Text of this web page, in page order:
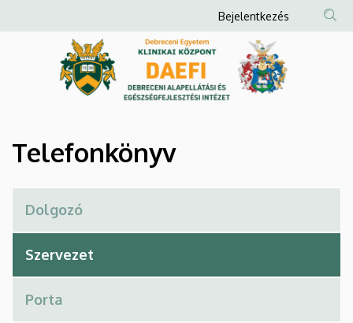
Debreceni
és
Egészségfejlesztési
Intézet
a
Anonim
Felhasználói
fiók
menüje
Bejelentkezés
Telefonkönyv